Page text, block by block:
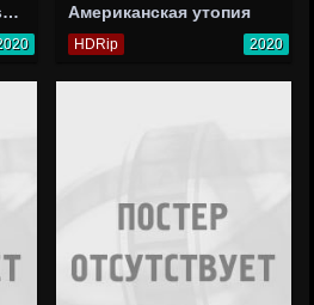
Sachet Tandon & Tanishk Bagchi: Swag Se Solo Американская утопия
HDRip 2020